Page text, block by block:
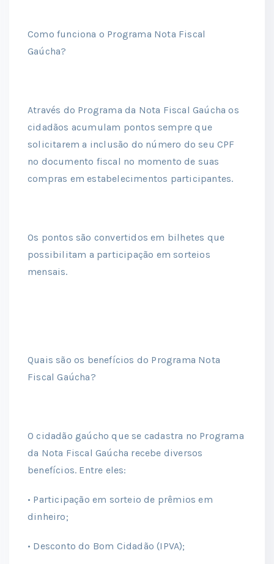
Como funciona o Programa Nota Fiscal
Gaúcha?
Através do Programa da Nota Fiscal Gaúcha os
cidadãos acumulam pontos sempre que
solicitarem a inclusão do número do seu CPF
no documento fiscal no momento de suas
compras em estabelecimentos participantes.
Os pontos são convertidos em bilhetes que
possibilitam a participação em sorteios
mensais.
Quais são os benefícios do Programa Nota
Fiscal Gaúcha?
O cidadão gaúcho que se cadastra no Programa
da Nota Fiscal Gaúcha recebe diversos
benefícios. Entre eles:
• Participação em sorteio de prêmios em
dinheiro;
• Desconto do Bom Cidadão (IPVA);